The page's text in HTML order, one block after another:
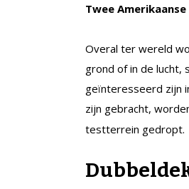
Twee
Overal ter wereld
grond of in de lucht,
geïnteresseerd zijn
zijn gebracht,
testterrein gedropt.